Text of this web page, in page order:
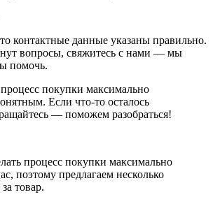
контактные данные указаны правильно.
вопросы, свяжитесь с нами — мы
помочь.
покупки максимально
Если что-то осталось
— поможем разобраться!
процесс покупки максимально
поэтому предлагаем несколько
товар.